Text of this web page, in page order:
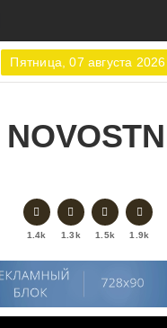
Пятница, 07 августа 2026
1.4k 1.3k 1.5k 1.9k